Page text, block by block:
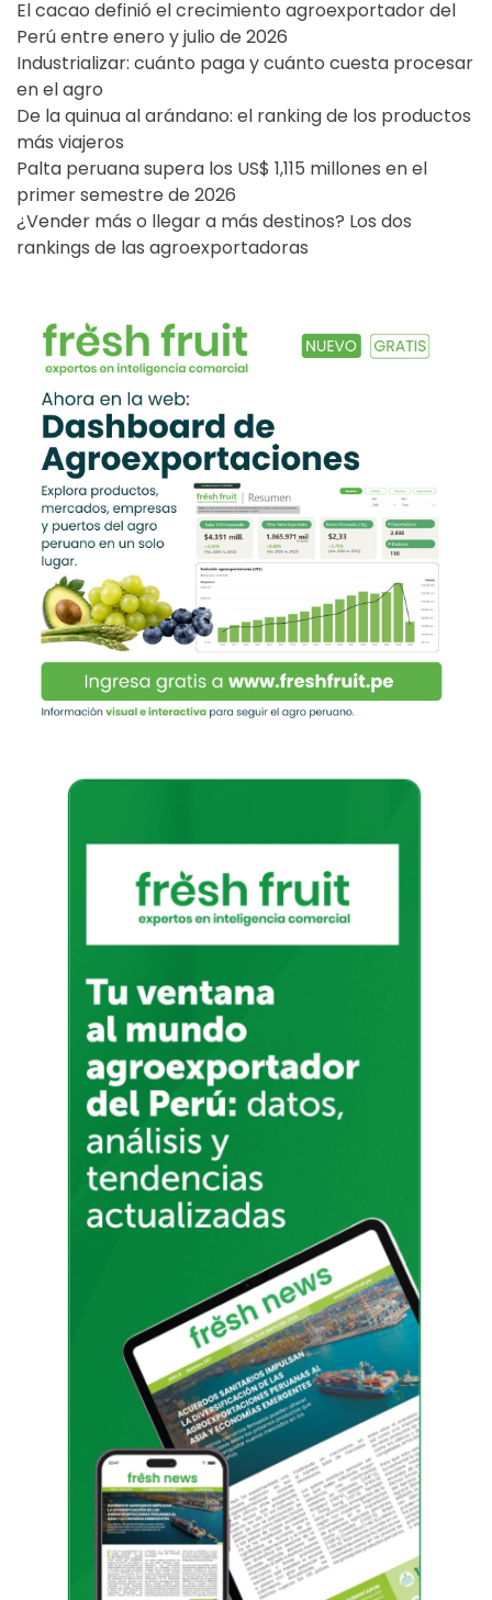
El cacao definió el crecimiento agroexportador del
Perú entre enero y julio de 2026
Industrializar: cuánto paga y cuánto cuesta procesar
en el agro
De la quinua al arándano: el ranking de los productos
más viajeros
Palta peruana supera los US$ 1,115 millones en el
primer semestre de 2026
¿Vender más o llegar a más destinos? Los dos
rankings de las agroexportadoras